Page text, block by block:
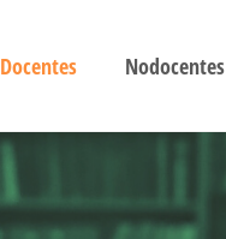
Docentes Nodocentes